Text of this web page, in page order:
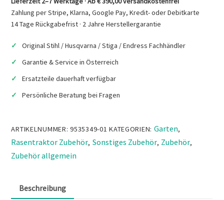
Zahlung per Stripe, Klarna, Google Pay, Kredit- oder Debitkarte
14 Tage Rückgabefrist · 2 Jahre Herstellergarantie
Original Stihl / Husqvarna / Stiga / Endress Fachhändler
Garantie & Service in Österreich
Ersatzteile dauerhaft verfügbar
Persönliche Beratung bei Fragen
ARTIKELNUMMER:9535349-01 KATEGORIEN: Garten,
Rasentraktor Zubehör, Sonstiges Zubehör, Zubehör,
Zubehör allgemein
Beschreibung